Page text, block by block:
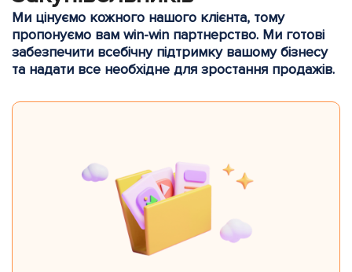
Ми цінуємо кожного нашого клієнта, тому
пропонуємо вам win-win партнерство. Ми готові
забезпечити всебічну підтримку вашому бізнесу
та надати все необхідне для зростання продажів.